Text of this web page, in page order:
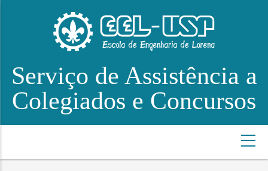
principal
Serviço de Assistência a
Colegiados e Concursos